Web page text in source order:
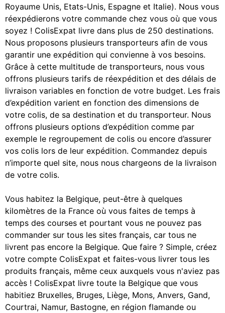
Royaume Unis, Etats-Unis, Espagne et Italie). Nous vous
réexpédierons votre commande chez vous où que vous
soyez ! ColisExpat livre dans plus de 250 destinations.
Nous proposons plusieurs transporteurs afin de vous
garantir une expédition qui convienne à vos besoins.
Grâce à cette multitude de transporteurs, nous vous
offrons plusieurs tarifs de réexpédition et des délais de
livraison variables en fonction de votre budget. Les frais
d’expédition varient en fonction des dimensions de
votre colis, de sa destination et du transporteur. Nous
offrons plusieurs options d’expédition comme par
exemple le regroupement de colis ou encore d’assurer
vos colis lors de leur expédition. Commandez depuis
n’importe quel site, nous nous chargeons de la livraison
de votre colis.
Vous habitez la Belgique, peut-être à quelques
kilomètres de la France où vous faites de temps à
temps des courses et pourtant vous ne pouvez pas
commander sur tous les sites français, car tous ne
livrent pas encore la Belgique. Que faire ? Simple, créez
votre compte ColisExpat et faites-vous livrer tous les
produits français, même ceux auxquels vous n'aviez pas
accès ! ColisExpat livre toute la Belgique que vous
habitiez Bruxelles, Bruges, Liège, Mons, Anvers, Gand,
Courtrai, Namur, Bastogne, en région flamande ou